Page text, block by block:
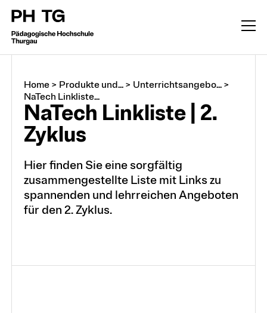
Home> Produkte und...> Unterrichtsangebo...>
NaTech Linkliste...
NaTech Linkliste | 2.
Zyklus
Hier finden Sie eine sorgfältig
zusammengestellte Liste mit Links zu
spannenden und lehrreichen Angeboten
für den 2. Zyklus.